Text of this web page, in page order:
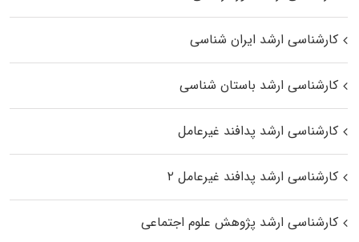
کارشناسی ارشد ایران شناسی
کارشناسی ارشد باستان شناسی
کارشناسی ارشد پدافند غیرعامل
کارشناسی ارشد پدافند غیرعامل ۲
کارشناسی ارشد پژوهش علوم اجتماعی